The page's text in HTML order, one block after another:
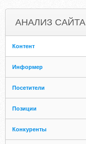
АНАЛИЗ САЙТА
Контент
Информер
Посетители
Позиции
Конкуренты